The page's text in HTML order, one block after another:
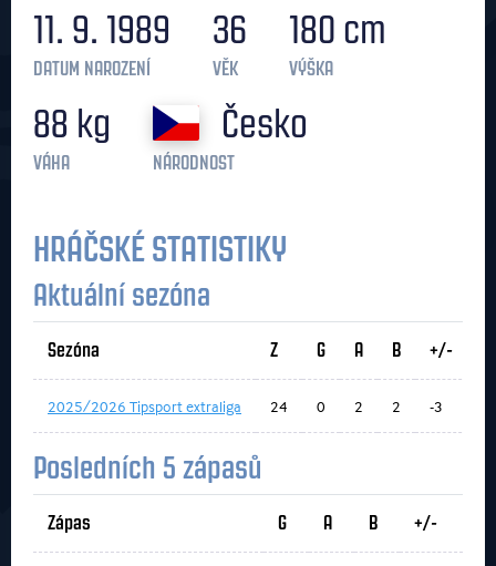
11. 9. 1989
DATUM NAROZENÍ
36
VĚK
180 cm
VÝŠKA
88 kg
VÁHA
Česko
NÁRODNOST
HRÁČSKÉ STATISTIKY
Aktuální sezóna
Sezóna Z G A B +/-
2025/2026 Tipsport extraliga 24 0 2 2 -3
Posledních 5 zápasů
Zápas G A B +/-